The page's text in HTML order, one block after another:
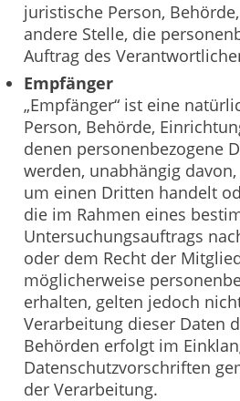
juristische Person,
andere Stelle, die
Auftrag des
Empfänger
„Empfänger“ ist eine
Person, Behörde,
denen personenbezogene
werden, unabhängig
um einen Dritten handelt
die im Rahmen eines
Untersuchungsauftrags
oder dem Recht der
möglicherweise
erhalten, gelten jedoch
Verarbeitung dieser Daten
Behörden erfolgt im
Datenschutzvorschriften
der Verarbeitung.